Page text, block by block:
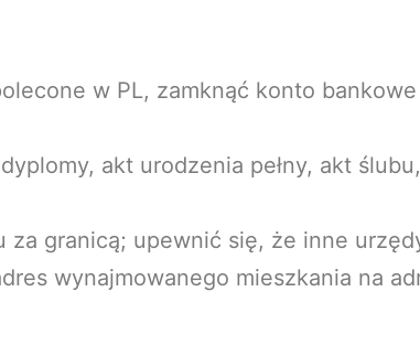
w PL, zamknąć konto
akt urodzenia pełny, akt
granicą; upewnić się, że inne
wynajmowanego mieszkania na